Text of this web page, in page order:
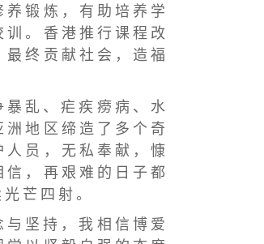
养 锻 炼 ， 有 助 培 养 学
训 。 香 港 推 行 课 程 改
最 终 贡 献 社 会 ， 造 福
暴 乱 、 疟 疾 痨 病 、 水
洲 地 区 缔 造 了 多 个 奇
人 员 ， 无 私 奉 献 ， 慷
信 ， 再 艰 难 的 日 子 都
芒 四 射 。
与 坚 持 ， 我 相 信 博 爱